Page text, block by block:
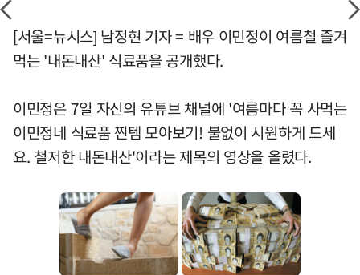
[서울=뉴시스] 남정현 기자 = 배우 이민정이 여름철 즐겨
먹는 '내돈내산' 식료품을 공개했다.
이민정은 7일 자신의 유튜브 채널에 '여름마다 꼭 사먹는
이민정네 식료품 찐템 모아보기! 불없이 시원하게 드세
요. 철저한 내돈내산'이라는 제목의 영상을 올렸다.